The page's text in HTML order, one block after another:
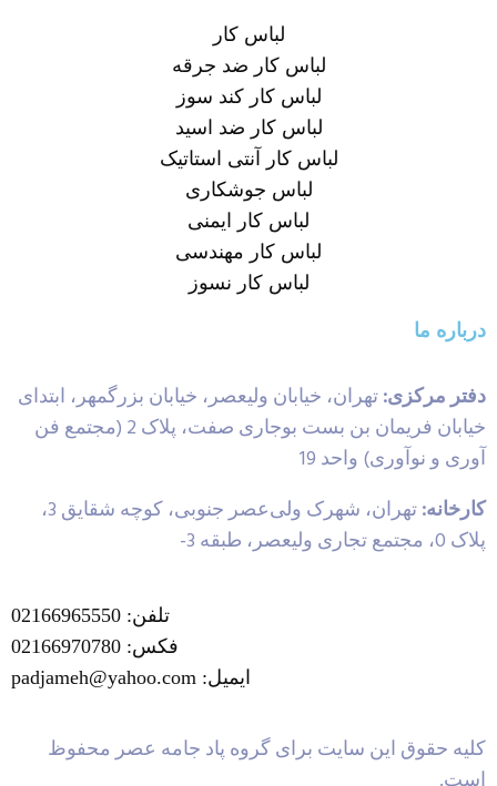
لباس کار
لباس کار ضد جرقه
لباس کار کند سوز
لباس کار ضد اسید
لباس کار آنتی استاتیک
لباس جوشکاری
لباس کار ایمنی
لباس کار مهندسی
لباس کار نسوز
درباره ما
دفتر مرکزی:تهران، خیابان ولیعصر، خیابان بزرگمهر، ابتدای
خیابان فریمان بن بست بوجاری صفت، پلاک 2 (مجتمع فن
آوری و نوآوری) واحد 19
کارخانه:
تهران، شهرک ولی‌عصر جنوبی، کوچه شقایق 3،
پلاک 0، مجتمع تجاری ولیعصر، طبقه 3-
تلفن: 02166965550
فکس: 02166970780
ایمیل: padjameh@yahoo.com
کلیه حقوق این سایت برای گروه پاد جامه عصر محفوظ